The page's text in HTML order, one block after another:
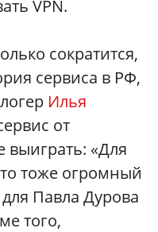
VPN.
сократится,
сервиса в РФ,
Илья
от
выиграть: «Для
тоже огромный
Павла Дурова
того,